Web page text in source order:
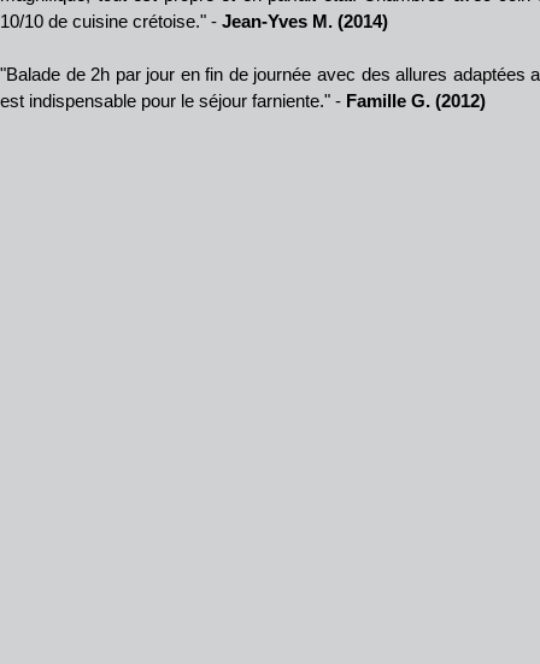
10/10 de cuisine crétoise." - Jean-Yves M. (2014)
"Balade de 2h par jour en fin de journée avec des allures adaptées
est indispensable pour le séjour farniente." - Famille G. (2012)